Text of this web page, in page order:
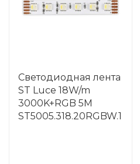
Светодиодная лента
ST Luce 18W/m
3000K+RGB 5M
ST5005.318.20RGBW.1